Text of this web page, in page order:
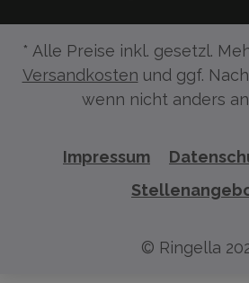
* Alle Preise inkl. gesetzl.
Versandkosten und ggf.
wenn nicht anders
Impressum
© Ringella